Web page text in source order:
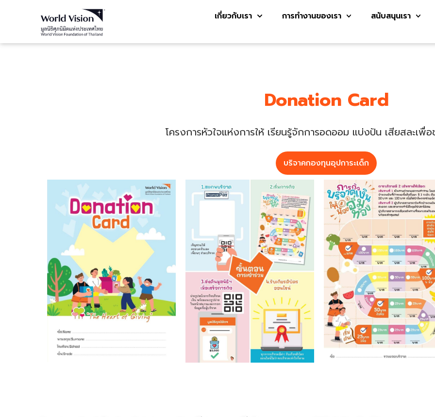
เกี่ยวกับเรา การทำงานของเรา สนับสนุนเรา
Donation Card
โครงการหัวใจแห่งการให้ เรียนรู้จักการอดออม แบ่งปัน เสียสละเพื่
บริจาคกองทุนอุปการะเด็ก